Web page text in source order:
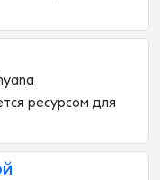
ресурсом для